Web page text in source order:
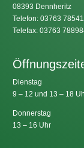
08393 Dennheritz
Telefon: 03763 78541
Telefax: 03763
Dienstag
9 – 12 und 13 – 18
Donnerstag
13 – 16 Uhr